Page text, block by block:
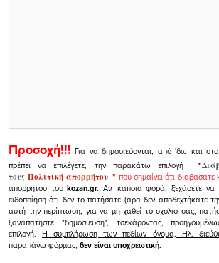
Προσοχή!!! Για να δημοσιεύονται, από 'δω και
πρέπει να επιλέγετε, την παρακάτω επιλογή
"
τουςΠολιτική απορρήτου" που σημαίνει ότι διαβάσατε
απορρήτου τουkozan.gr. Αν, κάποια φορά, ξεχάσετε να
ειδοποίηση ότι δεν το πατήσατε (αρα δεν αποδεχτήκατε
αυτή την περίπτωση, για να μη χαθεί το σχόλιο σας,
ξαναπατήστε "δημοσίευση", τσεκάροντας,
επιλογή.Η συμπλήρωση των πεδίων όνομα, Ηλ.
παραπάνω φόρμας, δεν είναι υποχρεωτική.